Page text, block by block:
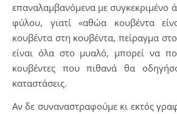
επαναλαμβανόμενα με συγκεκριμένο
φύλου, γιατί «αθώα κουβέντα
κουβέντα στη κουβέντα, πείραγμα
είναι όλα στο μυαλό, μπορεί να
κουβέντες που πιθανά θα
καταστάσεις.
Αν δε συναναστραφούμε κι εκτός